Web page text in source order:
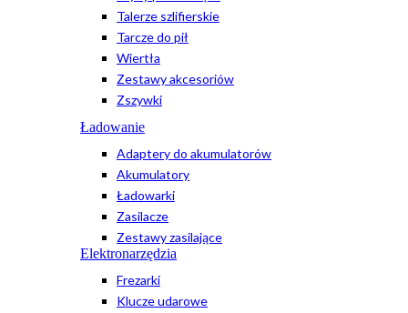
Talerze szlifierskie
Tarcze do pił
Wiertła
Zestawy akcesoriów
Zszywki
Ładowanie
Adaptery do akumulatorów
Akumulatory
Ładowarki
Zasilacze
Zestawy zasilające
Elektronarzędzia
Frezarki
Klucze udarowe